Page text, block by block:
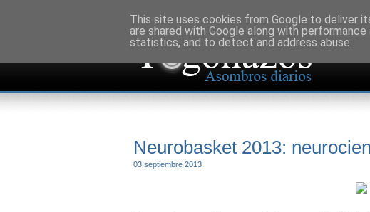
Neurobasket 2013:
03 septiembre 2013
This site uses cookies from Google to deliver
are shared with Google along with
statistics, and to detect and address abuse.